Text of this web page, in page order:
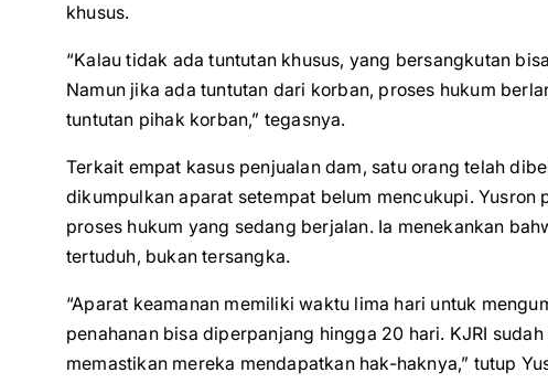
khusus.
“Kalau tidak ada tuntutan khusus, yang bersangkutan
Namun jika ada tuntutan dari korban, proses hukum
tuntutan pihak korban,” tegasnya.
Terkait empat kasus penjualan dam, satu orang telah
dikumpulkan aparat setempat belum mencukupi.
proses hukum yang sedang berjalan. Ia menekankan
tertuduh, bukan tersangka.
“Aparat keamanan memiliki waktu lima hari untuk
penahanan bisa diperpanjang hingga 20 hari. KJRI
memastikan mereka mendapatkan hak-haknya,” tutup